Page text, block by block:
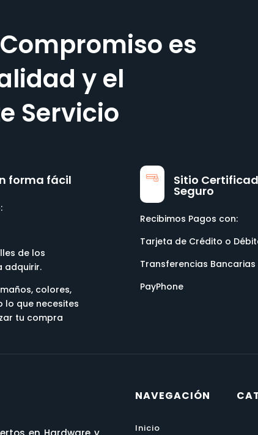
es
y el
Servicio
forma fácil
de los
adquirir.
colores,
lo que necesites
tu compra
Sitio
Seguro
Recibimos Pagos con:
Tarjeta de Crédito o
Transferencias Bancarias
PayPhone
NAVEGACIÓN
Inicio